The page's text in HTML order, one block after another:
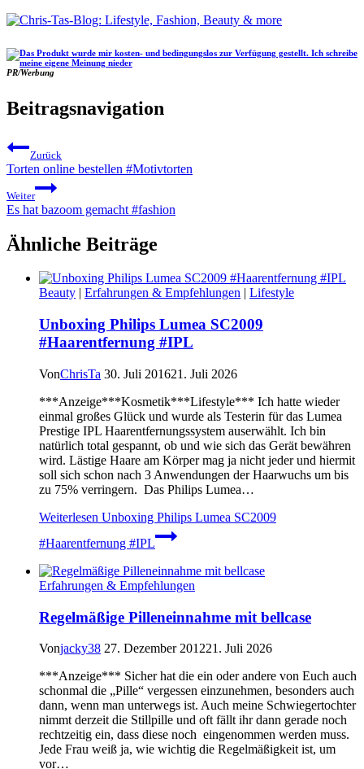
PR/Werbung
Beitragsnavigation
Zurück
Torten online bestellen #Motivtorten
Weiter
Es hat bazoom gemacht #fashion
Ähnliche Beiträge
Beauty Erfahrungen & Empfehlungen Lifestyle
Unboxing Philips Lumea SC2009
#Haarentfernung #IPL
VonChrisTa 30. Juli 201621. Juli 2026
***Anzeige***Kosmetik***Lifestyle*** Ich hatte wieder
einmal großes Glück und wurde als Testerin für das Lumea
Prestige IPL Haarentfernungssystem auserwählt. Ich bin
natürlich total gespannt, ob und wie sich das Gerät bewähren
wird. Lästige Haare am Körper mag ja nicht jeder und hiermit
soll sich schon nach 3 Anwendungen der Haarwuchs um bis
zu 75% verringern. Das Philips Lumea…
Weiterlesen Unboxing Philips Lumea SC2009
#Haarentfernung #IPL
Erfahrungen & Empfehlungen
Regelmäßige Pilleneinnahme mit bellcase
Vonjacky38 27. Dezember 201221. Juli 2026
***Anzeige*** Sicher hat die ein oder andere von Euch auch
schonmal die „Pille“ vergessen einzunehmen, besonders auch
dann, wenn man unterwegs ist. Auch meine Schwiegertochter
nimmt derzeit die Stillpille und oft fällt ihr dann gerade noch
rechtzeitig ein, dass diese noch eingenommen werden muss.
Jede Frau weiß ja, wie wichtig die Regelmäßigkeit ist, um
vor…